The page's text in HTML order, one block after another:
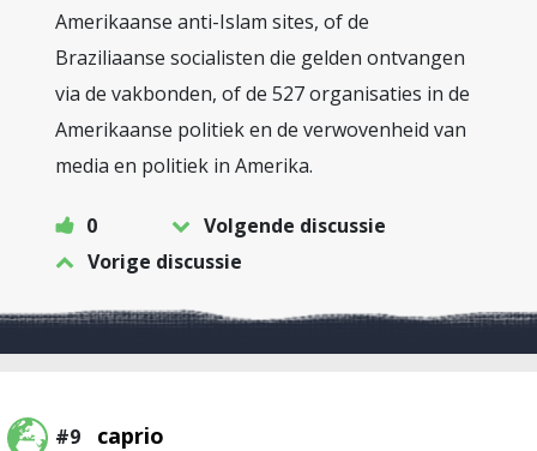
Amerikaanse anti-Islam sites, of de
Braziliaanse socialisten die gelden ontvangen
via de vakbonden, of de 527 organisaties in de
Amerikaanse politiek en de verwovenheid van
media en politiek in Amerika.
0
Volgende discussie
Vorige discussie
#9 caprio